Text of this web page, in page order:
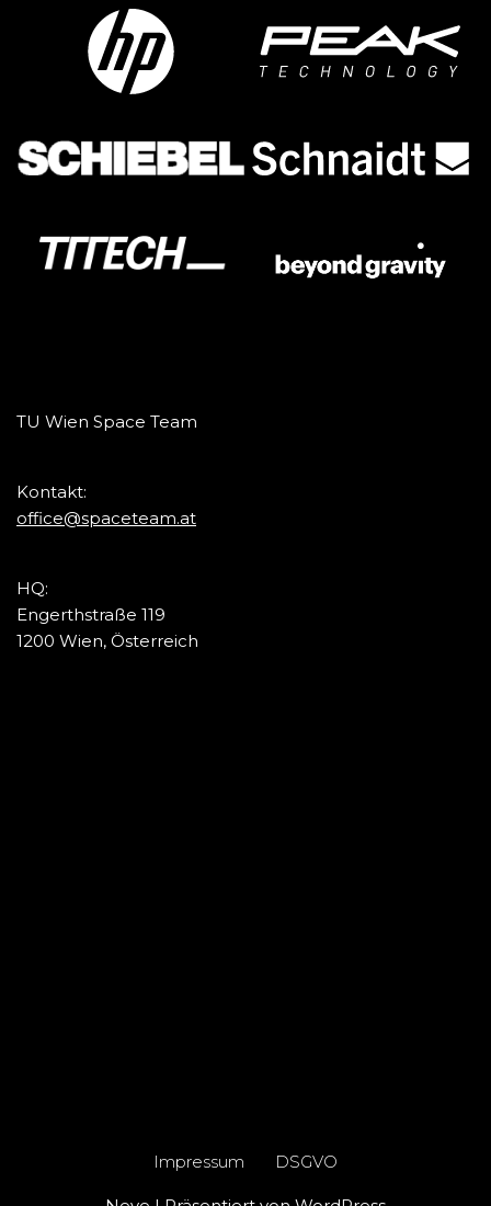
TU Wien Space Team
Kontakt:
office@spaceteam.at
HQ:
Engerthstraße 119
1200 Wien, Österreich
Impressum DSGVO